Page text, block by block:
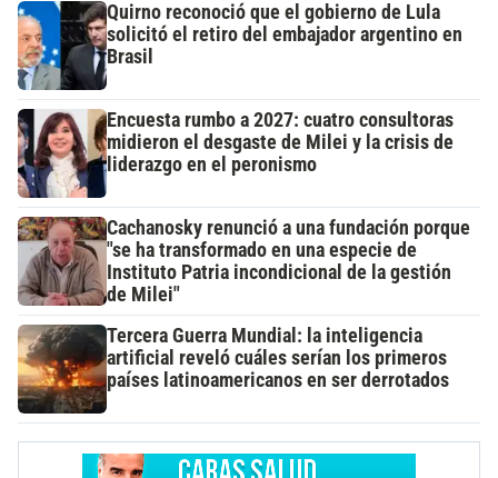
Quirno reconoció que el gobierno de Lula
solicitó el retiro del embajador argentino en
Brasil
Encuesta rumbo a 2027: cuatro consultoras
midieron el desgaste de Milei y la crisis de
liderazgo en el peronismo
Cachanosky renunció a una fundación porque
"se ha transformado en una especie de
Instituto Patria incondicional de la gestión
de Milei"
Tercera Guerra Mundial: la inteligencia
artificial reveló cuáles serían los primeros
países latinoamericanos en ser derrotados